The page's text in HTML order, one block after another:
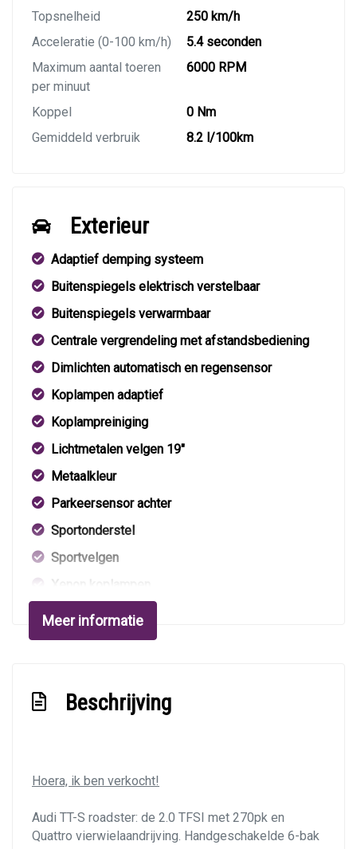
Topsnelheid
250 km/h
Acceleratie (0-100 km/h)
5.4 seconden
Maximum aantal toeren
per minuut
6000 RPM
Koppel
0 Nm
Gemiddeld verbruik
8.2 l/100km
Exterieur
Adaptief demping systeem
Buitenspiegels elektrisch verstelbaar
Buitenspiegels verwarmbaar
Centrale vergrendeling met afstandsbediening
Dimlichten automatisch en regensensor
Koplampen adaptief
Koplampreiniging
Lichtmetalen velgen 19"
Metaalkleur
Parkeersensor achter
Sportonderstel
Sportvelgen
Xenon koplampen
Interieur
Lederen bekleding
Lederen versnellingspook
Lendesteun(en) verstelbaar
Stuur leder
Meer informatie
Beschrijving
Hoera, ik ben verkocht!
Audi TT-S roadster: de 2.0 TFSI met 270pk en
Quattro vierwielaandrijving. Handgeschakelde 6-bak